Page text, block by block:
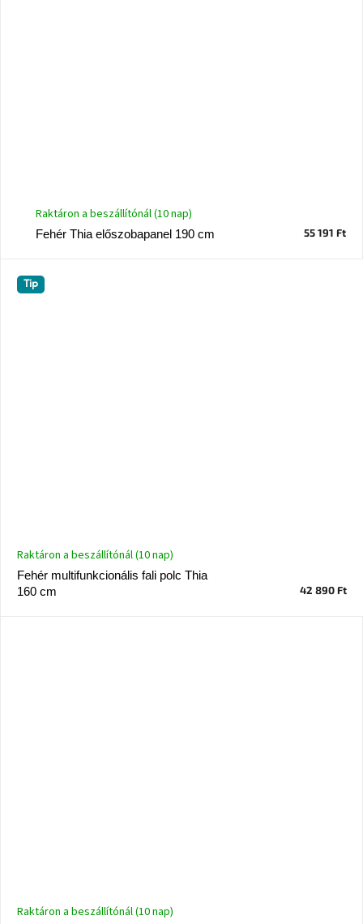
Fehér Thia előszobapanel 190 cm
Raktáron a beszállítónál (10 nap)
55 191 Ft
Tip
Fehér multifunkcionális fali polc Thia
160 cm
Raktáron a beszállítónál (10 nap)
42 890 Ft
Raktáron a beszállítónál (10 nap)